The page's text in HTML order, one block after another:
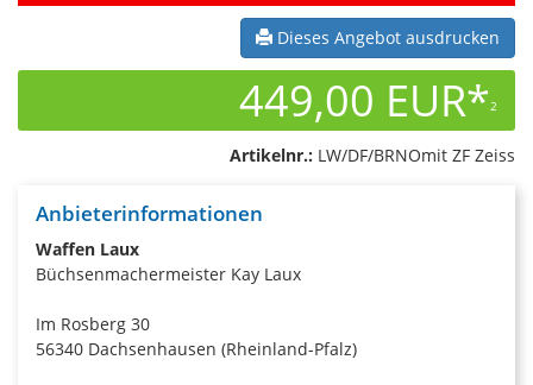
Dieses Angebot ausdrucken
449,00 EUR*2
Artikelnr.: LW/DF/BRNOmit ZF Zeiss
Anbieterinformationen
Waffen Laux
Büchsenmachermeister Kay Laux
Im Rosberg 30
56340 Dachsenhausen (Rheinland-Pfalz)